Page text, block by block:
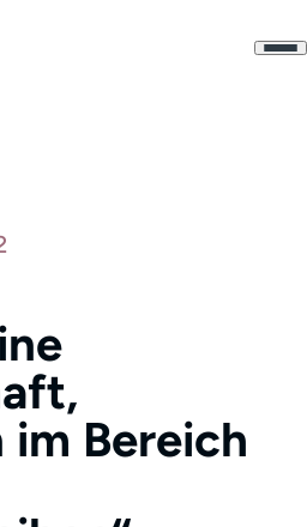
im Bereich